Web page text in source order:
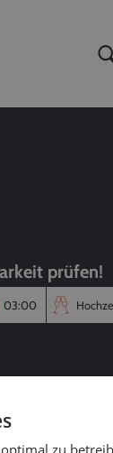
prüfen!
zu